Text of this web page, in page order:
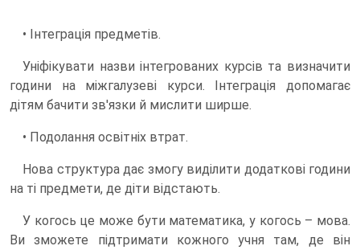
• Інтеграція предметів.
Уніфікувати назви інтегрованих курсів та визначити
години на міжгалузеві курси. Інтеграція допомагає
дітям бачити зв'язки й мислити ширше.
• Подолання освітніх втрат.
Нова структура дає змогу виділити додаткові години
на ті предмети, де діти відстають.
У когось це може бути математика, у когось – мова.
Ви зможете підтримати кожного учня там, де він